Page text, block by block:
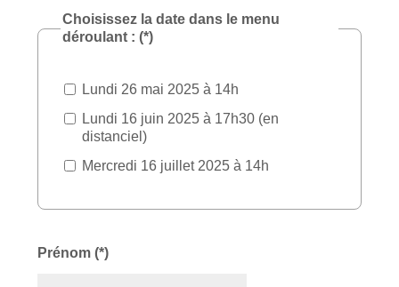
Choisissez la date dans le menu
déroulant : (*)
Lundi 26 mai 2025 à 14h
Lundi 16 juin 2025 à 17h30 (en
distanciel)
Mercredi 16 juillet 2025 à 14h
Prénom (*)